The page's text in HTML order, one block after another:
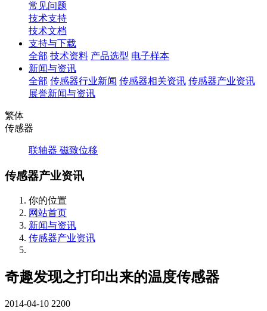
常见问题
技术支持
技术文档
支持与下载
全部 技术资料 产品选型 电子样本
新闻与资讯
全部 传感器行业新闻 传感器相关资讯 传感器产业资讯
展誉新闻与资讯
繁体
传感器
联轴器 磁致位移
传感器产业资讯
你的位置
网站首页
新闻与资讯
传感器产业资讯
奇趣发现之打印出来的温度传感器
2014-04-10 2200